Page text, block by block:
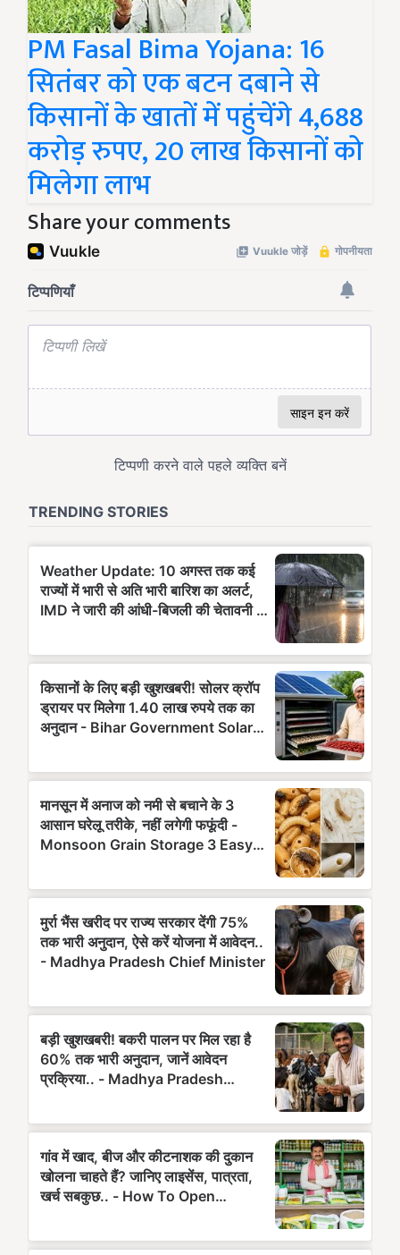
PM Fasal Bima Yojana: 16
सितंबर को एक बटन दबाने से
किसानों के खातों में पहुंचेंगे 4,688
करोड़ रुपए, 20 लाख किसानों को
मिलेगा लाभ
Share your comments